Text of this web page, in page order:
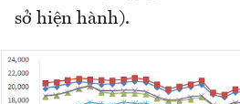
sở hiện hành).